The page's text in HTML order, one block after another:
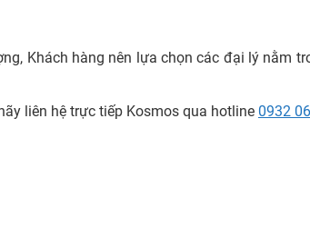
Khách hàng nên lựa chọn các đại lý nằm
liên hệ trực tiếp Kosmos qua hotline 0932